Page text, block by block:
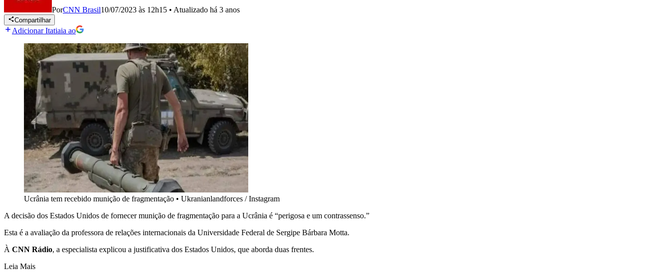
PorCNN Brasil10/07/2023 às 12h15 • Atualizado há 3 anos
Compartilhar
Adicionar Itatiaia ao
Ucrânia tem recebido munição de fragmentação • Ukranianlandforces / Instagram
A decisão dos Estados Unidos de fornecer munição de fragmentação para a Ucrânia é “perigosa e um contrassenso.”
Esta é a avaliação da professora de relações internacionais da Universidade Federal de Sergipe Bárbara Motta.
À CNN Rádio, a especialista explicou a justificativa dos Estados Unidos, que aborda duas frentes.
Leia Mais